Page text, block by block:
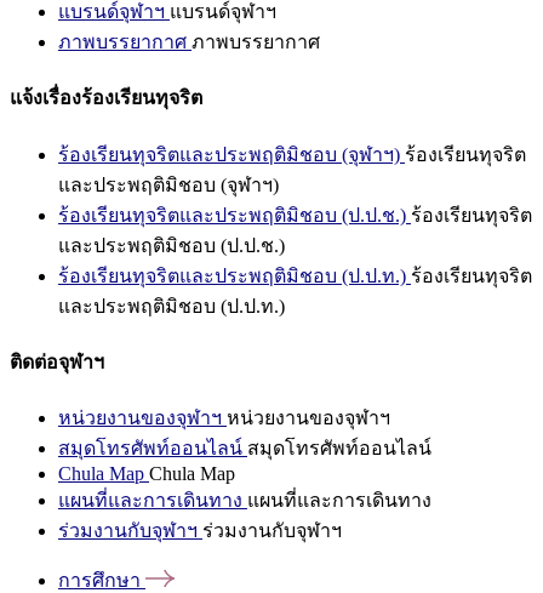
แบรนด์จุฬาฯ แบรนด์จุฬาฯ
ภาพบรรยากาศ ภาพบรรยากาศ
แจ้งเรื่องร้องเรียนทุจริต
ร้องเรียนทุจริตและประพฤติมิชอบ (จุฬาฯ) ร้องเรียนทุจริต
และประพฤติมิชอบ (จุฬาฯ)
ร้องเรียนทุจริตและประพฤติมิชอบ (ป.ป.ช.) ร้องเรียนทุจริต
และประพฤติมิชอบ (ป.ป.ช.)
ร้องเรียนทุจริตและประพฤติมิชอบ (ป.ป.ท.) ร้องเรียนทุจริต
และประพฤติมิชอบ (ป.ป.ท.)
ติดต่อจุฬาฯ
หน่วยงานของจุฬาฯ หน่วยงานของจุฬาฯ
สมุดโทรศัพท์ออนไลน์ สมุดโทรศัพท์ออนไลน์
Chula Map Chula Map
แผนที่และการเดินทาง แผนที่และการเดินทาง
ร่วมงานกับจุฬาฯ ร่วมงานกับจุฬาฯ
การศึกษา